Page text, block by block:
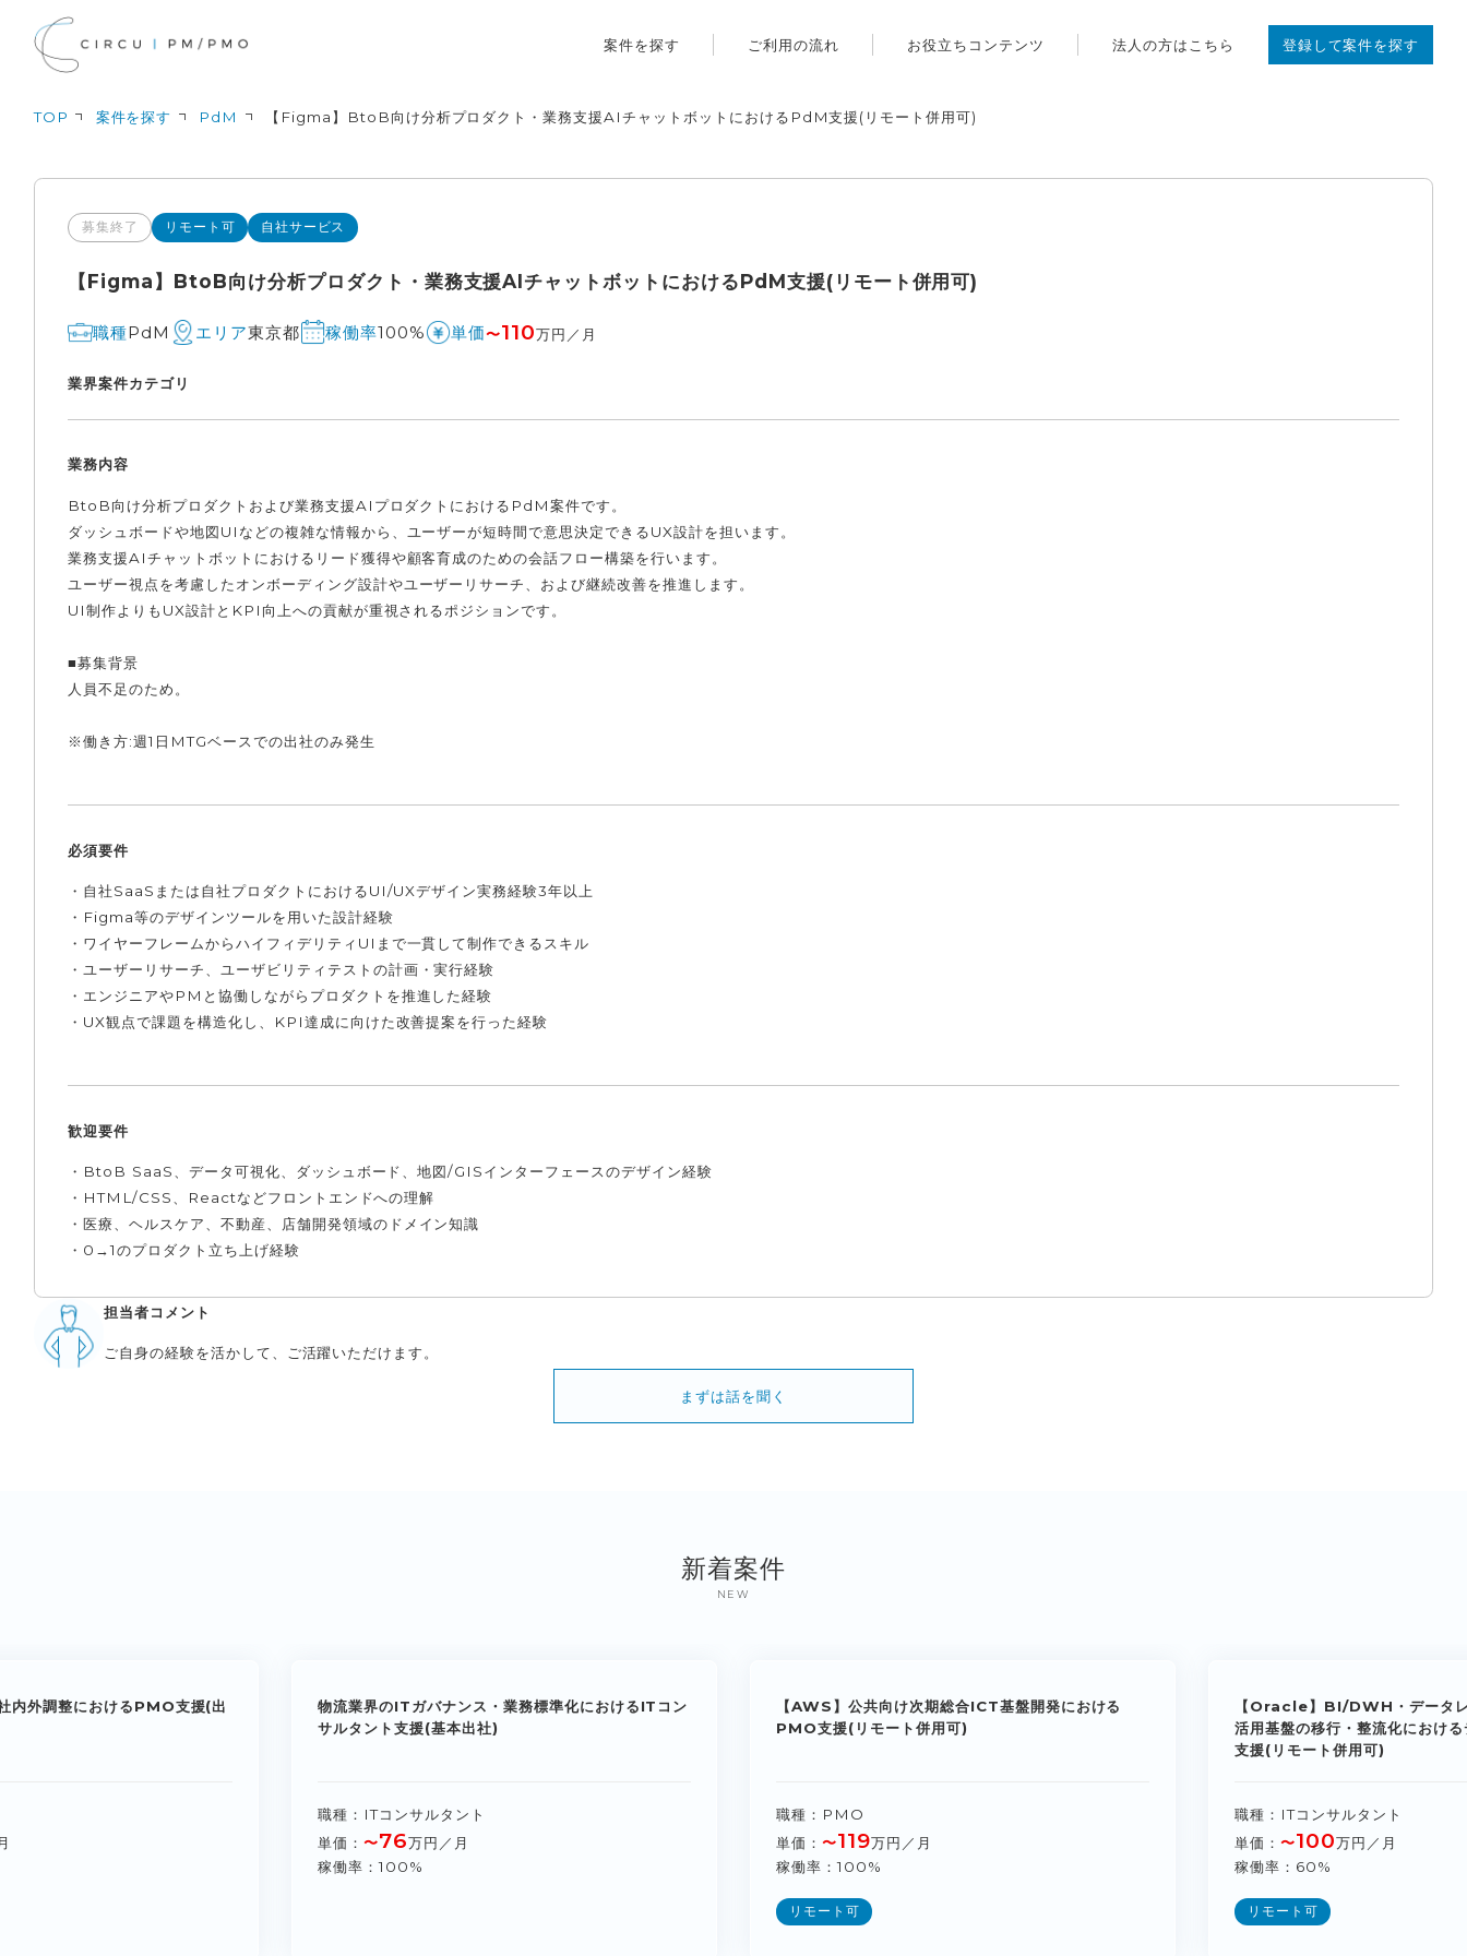
案件を探す ご利用の流れ お役立ちコンテンツ 法人の方はこちら 登録して案件を探す
TOP 案件を探す PdM 【Figma】BtoB向け分析プロダクト・業務支援AIチャットボットにおけるPdM支援(リモート併用可)
募集終了 リモート可 自社サービス
【Figma】BtoB向け分析プロダクト・業務支援AIチャットボットにおけるPdM支援(リモート併用可)
職種PdM エリア東京都 稼働率100% 単価〜110万円／月
業界案件カテゴリ
業務内容
BtoB向け分析プロダクトおよび業務支援AIプロダクトにおけるPdM案件です。
ダッシュボードや地図UIなどの複雑な情報から、ユーザーが短時間で意思決定できるUX設計を担います。
業務支援AIチャットボットにおけるリード獲得や顧客育成のための会話フロー構築を行います。
ユーザー視点を考慮したオンボーディング設計やユーザーリサーチ、および継続改善を推進します。
UI制作よりもUX設計とKPI向上への貢献が重視されるポジションです。
■募集背景
人員不足のため。
※働き方:週1日MTGベースでの出社のみ発生
必須要件
・自社SaaSまたは自社プロダクトにおけるUI/UXデザイン実務経験3年以上
・Figma等のデザインツールを用いた設計経験
・ワイヤーフレームからハイフィデリティUIまで一貫して制作できるスキル
・ユーザーリサーチ、ユーザビリティテストの計画・実行経験
・エンジニアやPMと協働しながらプロダクトを推進した経験
・UX観点で課題を構造化し、KPI達成に向けた改善提案を行った経験
歓迎要件
・BtoB SaaS、データ可視化、ダッシュボード、地図/GISインターフェースのデザイン経験
・HTML/CSS、Reactなどフロントエンドへの理解
・医療、ヘルスケア、不動産、店舗開発領域のドメイン知識
・0→1のプロダクト立ち上げ経験
担当者コメント
ご自身の経験を活かして、ご活躍いただけます。
まずは話を聞く
新着案件
NEW
内外調整におけるPMO支援(出
物流業界のITガバナンス・業務標準化におけるITコン
サルタント支援(基本出社)
職種
ITコンサルタント
単価
〜76万円／月
稼働率
100%
【AWS】公共向け次期総合ICT基盤開発における
PMO支援(リモート併用可)
職種
PMO
単価
〜119万円／月
稼働率
100%
リモート可
【Oracle】BI/DWH・データ
活用基盤の移行・整流化におけ
支援(リモート併用可)
職種
ITコンサルタント
単価
〜100万円／月
稼働率
60%
リモート可